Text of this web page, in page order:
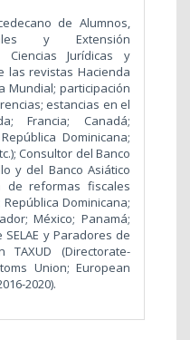
de Alumnos,
y Extensión
Ciencias Jurídicas y
las revistas Hacienda
Mundial; participación
estancias en el
Francia; Canadá;
Dominicana;
Consultor del Banco
y del Banco Asiático
reformas fiscales
Dominicana;
México; Panamá;
y Paradores de
TAXUD (Directorate-
Union; European
2020).